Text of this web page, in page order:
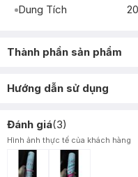
Dung Tích
Thành phần sản phẩm
Hướng dẫn sử dụng
Đánh giá(3)
Hình ảnh thực tế của khách hàng